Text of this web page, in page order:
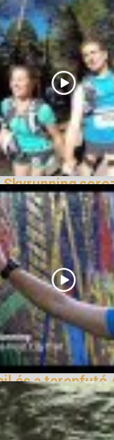
Skyrunning
és a terepfutó